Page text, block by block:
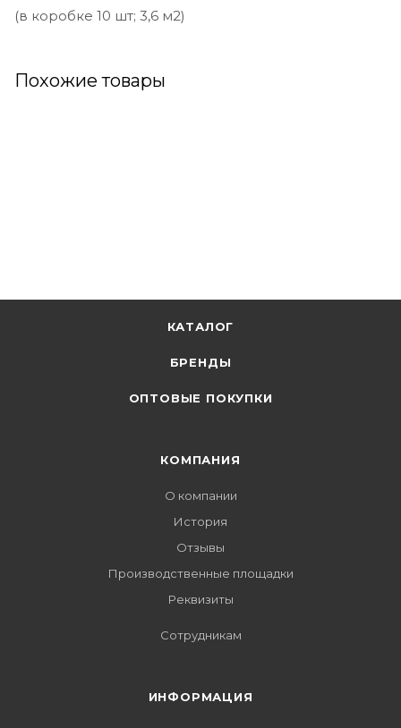
(в коробке 10 шт; 3,6 м2)
Похожие товары
КАТАЛОГ
БРЕНДЫ
ОПТОВЫЕ ПОКУПКИ
КОМПАНИЯ
О компании
История
Отзывы
Производственные площадки
Реквизиты
Сотрудникам
ИНФОРМАЦИЯ